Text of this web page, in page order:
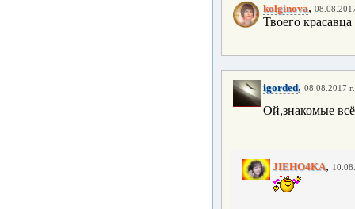
kolginova,
Твоего
igorded, 08.08.2017
Ой,знакомые
JIEHO4KA,